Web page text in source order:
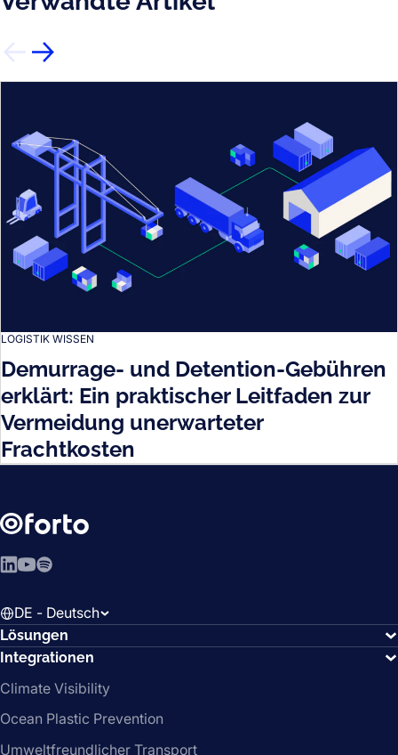
LOGISTIK WISSEN
Demurrage- und Detention-Gebühren
erklärt: Ein praktischer Leitfaden zur
Vermeidung unerwarteter
Frachtkosten
LinkedIn
YouTube
Spotify
DE - Deutsch
Lösungen
Integrationen
Climate Visibility
Ocean Plastic Prevention
Umweltfreundlicher Transport